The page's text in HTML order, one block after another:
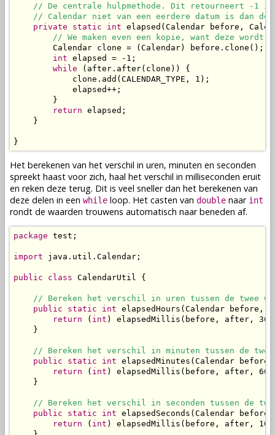
// De centrale hulpmethode. Dit retourneert -1
// Calendar niet van een eerdere datum is dan de
private
static int elapsed(Calendar before,
// We maken even een kopie, want deze wordt
        Calendar clone = (Calendar) before.clone();
int elapsed = -1;
while (after.after(clone)) {
            clone.add(CALENDAR_TYPE, 1);
            elapsed++;
        }
return elapsed;
    }
}
Het berekenen van het verschil in uren, minuten en seconden
spreekt haast voor zich, haal het verschil in milliseconden eruit
en reken deze terug. Dit is veel sneller dan het berekenen van
deze delen in een while loop. Het casten van double naar int
rondt de waarden trouwens automatisch naar beneden af.
package test;
import java.util.Calendar;
public class CalendarUtil {
// Bereken het verschil in uren tussen de twee
public
static int elapsedHours(Calendar before,
return ( int ) elapsedMillis(before, after,
    }
// Bereken het verschil in minuten tussen de twee
public
static int elapsedMinutes(Calendar
return ( int ) elapsedMillis(before, after,
    }
// Bereken het verschil in seconden tussen de
public
static int elapsedSeconds(Calendar
return ( int ) elapsedMillis(before, after,